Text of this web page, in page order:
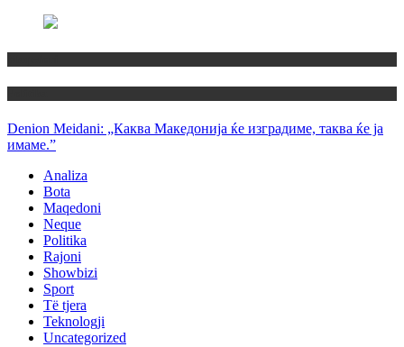
Denion Meidani: „Каква Македонија ќе изградиме, таква ќе ја
имаме.”
Analiza
Bota
Maqedoni
Neque
Politika
Rajoni
Showbizi
Sport
Të tjera
Teknologji
Uncategorized